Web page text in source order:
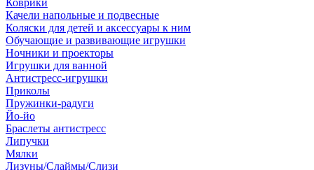
Коврики
Качели напольные и подвесные
Коляски для детей и аксессуары к ним
Обучающие и развивающие игрушки
Ночники и проекторы
Игрушки для ванной
Антистресс-игрушки
Приколы
Пружинки-радуги
Йо-йо
Браслеты антистресс
Липучки
Мялки
Лизуны/Слаймы/Слизи